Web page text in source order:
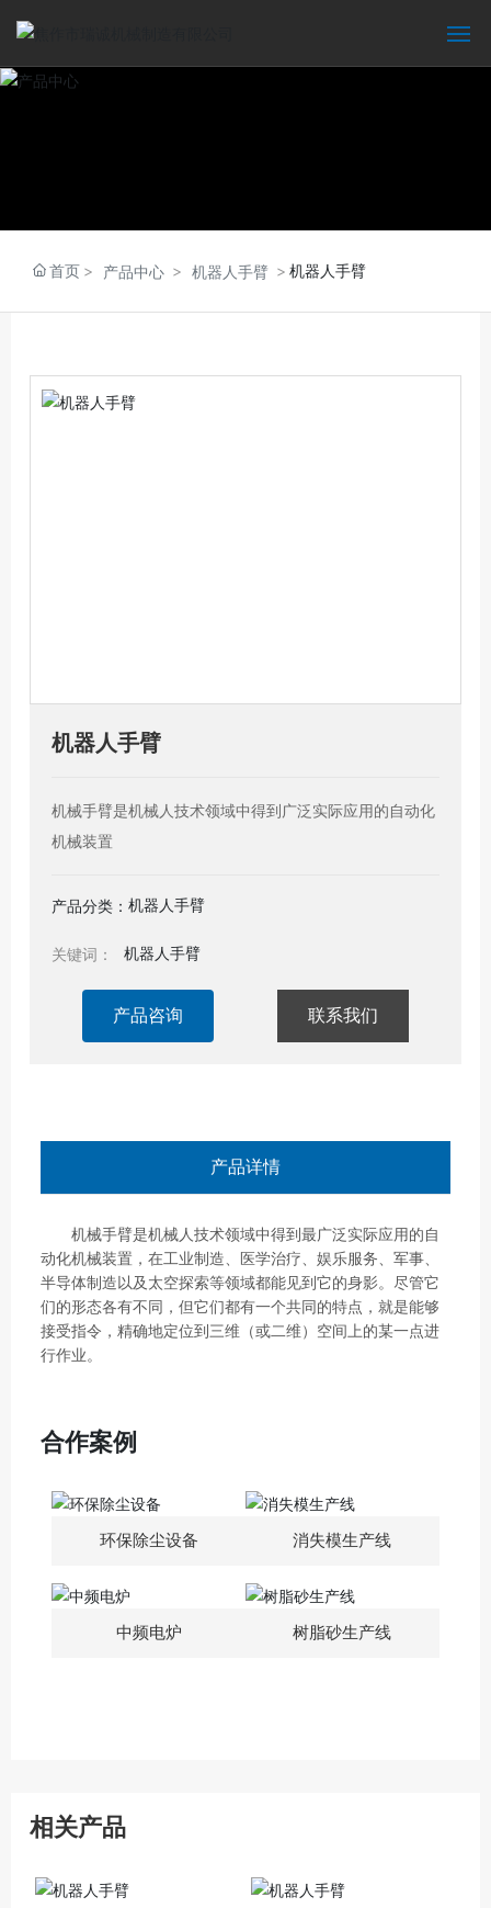
网站首页
技术服务
联系我们
首页 产品中心 机器人手臂 机器人手臂
机器人手臂
机械手臂是机械人技术领域中得到广泛实际应用的自动化
机械装置
产品分类： 机器人手臂
关键词： 机器人手臂
产品咨询 联系我们
产品详情
机械手臂是机械人技术领域中得到最广泛实际应用的自
动化机械装置，在工业制造、医学治疗、娱乐服务、军事、
半导体制造以及太空探索等领域都能见到它的身影。尽管它
们的形态各有不同，但它们都有一个共同的特点，就是能够
接受指令，精确地定位到三维（或二维）空间上的某一点进
行作业。
合作案例
环保除尘设备 消失模生产线
中频电炉 树脂砂生产线
相关产品